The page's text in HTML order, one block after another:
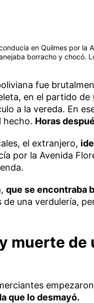
en Quilmes por la
borracho y chocó.
fue
en el partido de
a la vereda. En
hecho. Horas
el extranjero,
por la Avenida
que se encontraba
una verdulería,
muerte de
que lo desmayó.